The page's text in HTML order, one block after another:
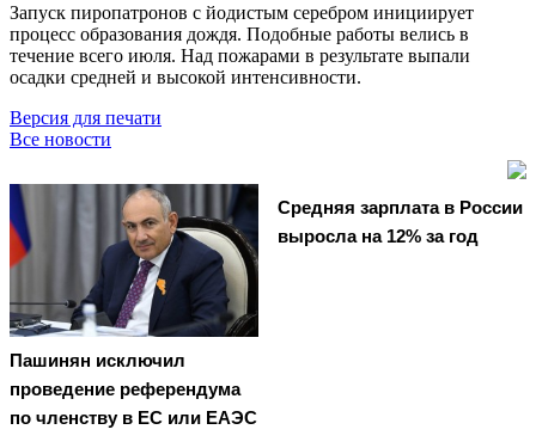
Запуск пиропатронов с йодистым серебром инициирует
процесс образования дождя. Подобные работы велись в
течение всего июля. Над пожарами в результате выпали
осадки средней и высокой интенсивности.
Версия для печати
Все новости
Пашинян исключил
проведение референдума
по членству в ЕС или ЕАЭС
Средняя зарплата в России
выросла на 12% за год